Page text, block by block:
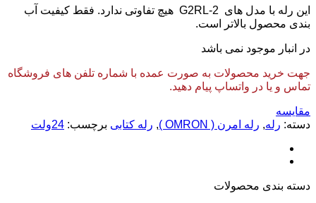
این رله با مدل های G2RL-2 هیچ تفاوتی ندارد. فقط کیفیت آب
بندی محصول بالاتر است.
در انبار موجود نمی باشد
جهت خرید محصولات به صورت عمده با شماره تلفن های فروشگاه
تماس و یا در واتساپ پیام دهید.
مقایسه
دسته: رله, رله امرن ( OMRON ) , رله کتابی برچسب: 24ولت
دسته‌ بندی محصولات